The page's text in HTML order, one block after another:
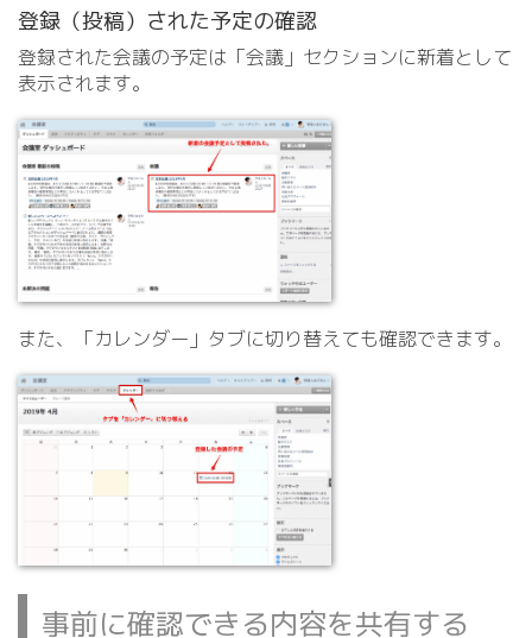
登録（投稿）された予定の確認
登録された会議の予定は「会議」セクションに新着として
表示されます。
また、「カレンダー」タブに切り替えても確認できます。
事前に確認できる内容を共有する